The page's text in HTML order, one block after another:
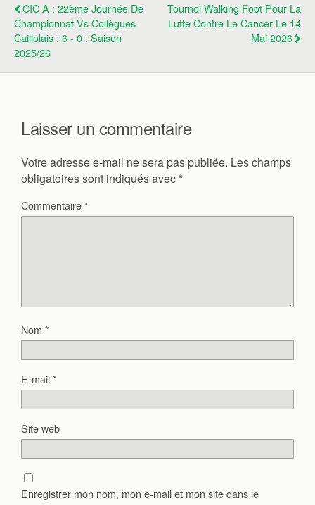
CIC A : 22ème Journée De
Championnat Vs Collègues
Caillolais : 6 - 0 : Saison
2025/26
Tournoi Walking Foot Pour La
Lutte Contre Le Cancer Le 14
Mai 2026
Laisser un commentaire
Votre adresse e-mail ne sera pas publiée. Les champs
obligatoires sont indiqués avec *
Commentaire*
Nom *
E-mail*
Site web
Enregistrer mon nom, mon e-mail et mon site dans le